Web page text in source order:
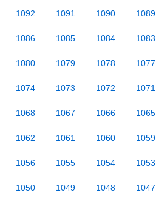
1092 1091 1090 1089
1086 1085 1084 1083
1080 1079 1078 1077
1074 1073 1072 1071
1068 1067 1066 1065
1062 1061 1060 1059
1056 1055 1054 1053
1050 1049 1048 1047